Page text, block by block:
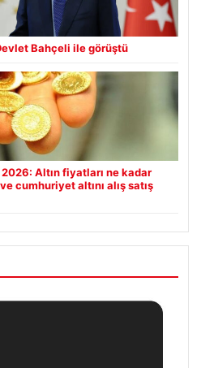
Bahçeli ile görüştü
Altın fiyatları ne kadar
cumhuriyet altını alış satış